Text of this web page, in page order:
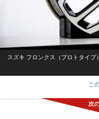
スズキ フロンクス（プロトタイプ
こ